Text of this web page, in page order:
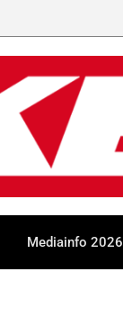
Mediainfo 2026